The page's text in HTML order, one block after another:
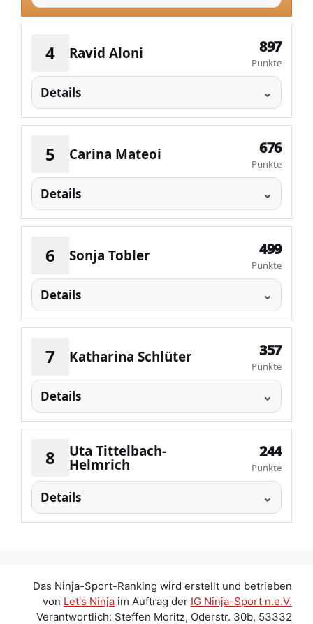
4 Ravid Aloni 897
Punkte
Details
5 Carina Mateoi 676
Punkte
Details
6 Sonja Tobler 499
Punkte
Details
7 Katharina Schlüter 357
Punkte
Details
8 Uta Tittelbach-
Helmrich
244
Punkte
Details
Das Ninja-Sport-Ranking wird erstellt und betrieben
von Let's Ninja im Auftrag der IG Ninja-Sport n.e.V.
Verantwortlich: Steffen Moritz, Oderstr. 30b, 53332